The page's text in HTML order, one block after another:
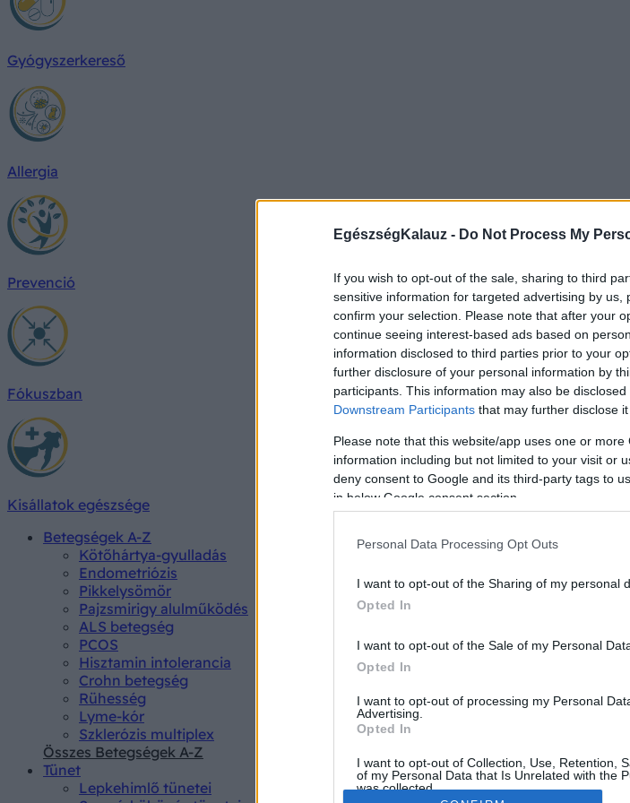
EgészségKalauz - Do Not Process My
If you wish to opt-out of the sale, sharing to third
sensitive information for targeted advertising by
confirm your selection. Please note that after your
continue seeing interest-based ads based on
information disclosed to third parties prior to your
further disclosure of your personal information by
participants. This information may also be
Downstream Participants that may further disclose
Please note that this website/app uses one or
information including but not limited to your visit or
deny consent to Google and its third-party tags to
in below Google consent section.
Personal Data Processing Opt Outs
I want to opt-out of the Sharing of my personal
Opted In
I want to opt-out of the Sale of my Personal
Opted In
I want to opt-out of processing my Personal
Advertising.
Opted In
I want to opt-out of Collection, Use, Retention,
of my Personal Data that Is Unrelated with the
was collected.
Gyógyszerkereső
Allergia
Prevenció
Fókuszban
Kisállatok egészsége
Betegségek A-Z
Kötőhártya-gyulladás
Endometriózis
Pikkelysömör
Pajzsmirigy alulműködés
ALS betegség
PCOS
Hisztamin intolerancia
Crohn betegség
Rühesség
Lyme-kór
Szklerózis multiplex
Összes Betegségek A-Z
Tünet
Lepkehimlő tünetei